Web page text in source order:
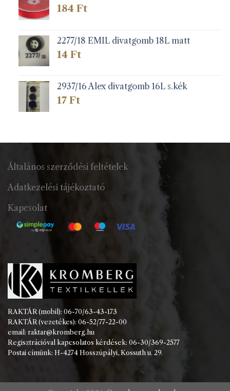
184 Ft
2277/18 EMIL divatgomb 18L matt
14 Ft
2937/16 Alex divatgomb 16L s.kék
17 Ft
Általános szerződési feltételek
Adatkezelési tájékoztató
Kapcsolat
RAKTÁR (mobil): 06-70/63-43-173
RAKTÁR (vezetékes): 06-52/77-22-00
email: raktar@kromberg.hu
Regisztrációval kapcsolatos kérdések: 06-30/369-2577
Postai címünk: H-4274 Hosszúpályi, Kossuth u. 29.